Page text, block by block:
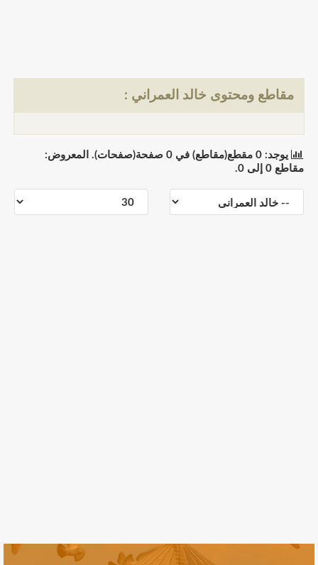
مقاطع ومحتوى خالد العمراني :
يوجد: 0 مقطع(مقاطع) في 0 صفحة(صفحات). المعروض:
مقاطع 0 إلى 0.